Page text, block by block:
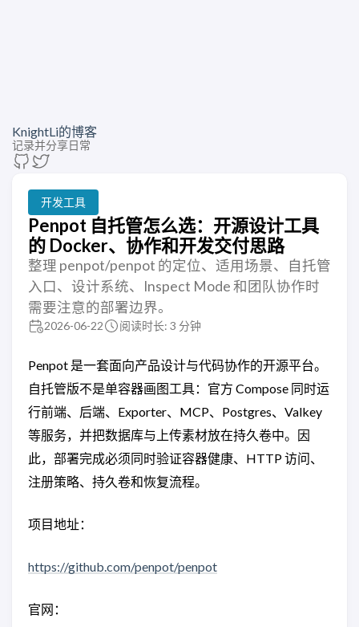
KnightLi的博客
记录并分享日常
开发工具
Penpot 自托管怎么选：开源设计工具
的 Docker、协作和开发交付思路
整理 penpot/penpot 的定位、适用场景、自托管
入口、设计系统、Inspect Mode 和团队协作时
需要注意的部署边界。
2026-06-22 阅读时长: 3 分钟
Penpot 是一套面向产品设计与代码协作的开源平台。
自托管版不是单容器画图工具：官方 Compose 同时运
行前端、后端、Exporter、MCP、Postgres、Valkey
等服务，并把数据库与上传素材放在持久卷中。因
此，部署完成必须同时验证容器健康、HTTP 访问、
注册策略、持久卷和恢复流程。
项目地址：
https://github.com/penpot/penpot
官网：